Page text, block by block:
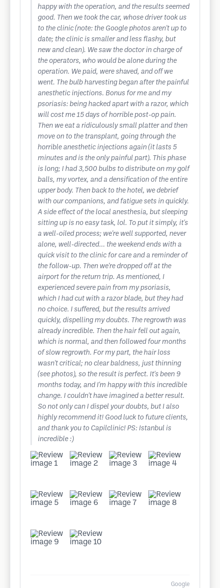
happy with the operation, and the results seemed
good. Then we took the car, whose driver took us
to the clinic (note: the Google photos aren't up to
date; the clinic is smaller and less flashy, but
new and clean). We saw the doctor in charge of
the operators, who would be alone during the
operation. We paid, were shaved, and off we
went. The bulb harvesting began after the painful
anesthetic injections. Bonus for me and my
psoriasis: being hacked apart with a razor, which
will cost me 15 days of horrible post-op pain.
Then we eat a ridiculously small platter and then
move on to the transplant, going through the
horrible anesthetic injections again (it lasts 5
minutes and is the only painful part). This phase
is long; I had 3,500 bulbs to distribute on my golf
balls, my vortex, and a densification of the entire
upper body. Then back to the hotel, we debrief
with our companions, and fatigue sets in quickly.
A side effect of the local anesthesia, but sleeping
sitting up is no easy task, lol. To put it simply, it's
a well-oiled process; we're well supported, never
alone, well-directed... the weekend ends with a
quick visit to the clinic for care and a reminder of
the follow-up. Then we're dropped off at the
airport for the return trip. As mentioned, I
experienced severe pain from my psoriasis,
which I had cut with a razor blade, but they had
no choice. I suffered, but the results arrived
quickly, dispelling my doubts. The regrowth was
already incredible. Then the hair fell out again,
which is normal, and then followed four months
of slow regrowth. For my part, the hair loss
wasn't critical; no clear baldness, just thinning
(see photos), so the result is perfect. It's been 9
months today, and I'm happy with this incredible
change. I couldn't have imagined a better result.
So not only can I dispel your doubts, but I also
highly recommend it! Good luck to future clients,
and thank you to Capilclinic! PS: Istanbul is
incredible :)
Google